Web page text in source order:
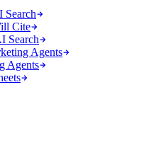
Cite
Search
Agents
Agents